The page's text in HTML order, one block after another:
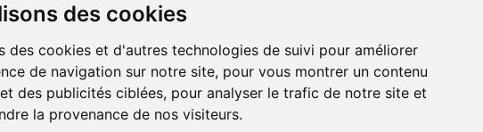
des cookies
des cookies et d'autres technologies de suivi pour améliorer
de navigation sur notre site, pour vous montrer un contenu
des publicités ciblées, pour analyser le trafic de notre site et
la provenance de nos visiteurs.
ConfioFit, TENA Pants dispose d' une forme unique qui
du corps et qui rend cette protection sûre, moins épaisse et
TENA Pants épouse les formes du corps et est ainsi moins
les vêtements.
du centre, 32 rue Jeanne d' Harcourt, 80300 Albert.
en médicaments sans ordonnance.